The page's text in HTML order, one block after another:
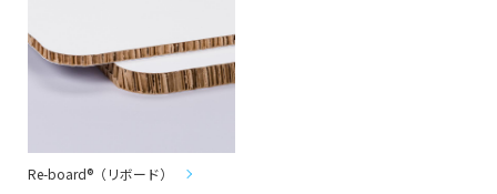
Re-board®（リボード）